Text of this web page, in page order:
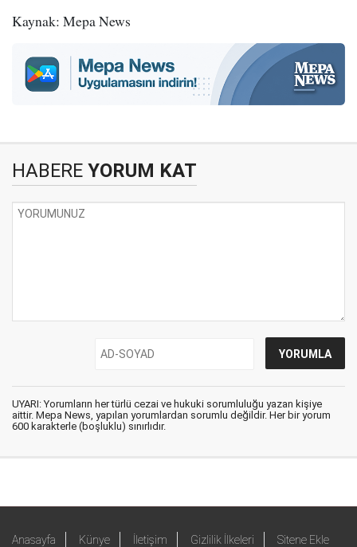
Kaynak: Mepa News
HABERE YORUM KAT
UYARI: Yorumların her türlü cezai ve hukuki sorumluluğu yazan kişiye
aittir. Mepa News, yapılan yorumlardan sorumlu değildir. Her bir yorum
600 karakterle (boşluklu) sınırlıdır.
Anasayfa Künye İletişim Gizlilik İlkeleri Sitene Ekle